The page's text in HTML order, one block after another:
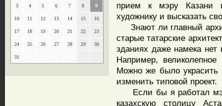
3 4 5 6 7 8 9
10 11 12 13 14 15 16
17 18 19 20 21 22 23
24 25 26 27 28 29 30
31
прием к мэру Казани
художнику и высказать
Знают ли главный
старые татарские
зданиях даже намека нет
Например,
Можно же было украсить
изменить типовой проект.
Если бы я работал
казахскую столицу